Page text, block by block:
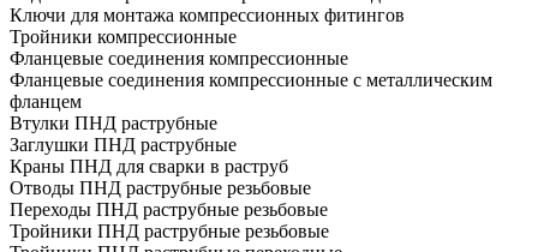
Ключи для монтажа компрессионных фитингов
Тройники компрессионные
Фланцевые соединения компрессионные
Фланцевые соединения компрессионные с металлическим
фланцем
Втулки ПНД раструбные
Заглушки ПНД раструбные
Краны ПНД для сварки в раструб
Отводы ПНД раструбные резьбовые
Переходы ПНД раструбные резьбовые
Тройники ПНД раструбные резьбовые